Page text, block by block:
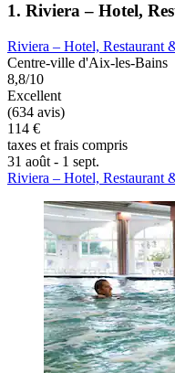
1. Riviera – Hotel,
Riviera – Hotel, Restaurant
Centre-ville d'Aix-les-Bains
8,8/10
Excellent
(634 avis)
114 €
taxes et frais compris
31 août - 1 sept.
Riviera – Hotel, Restaurant